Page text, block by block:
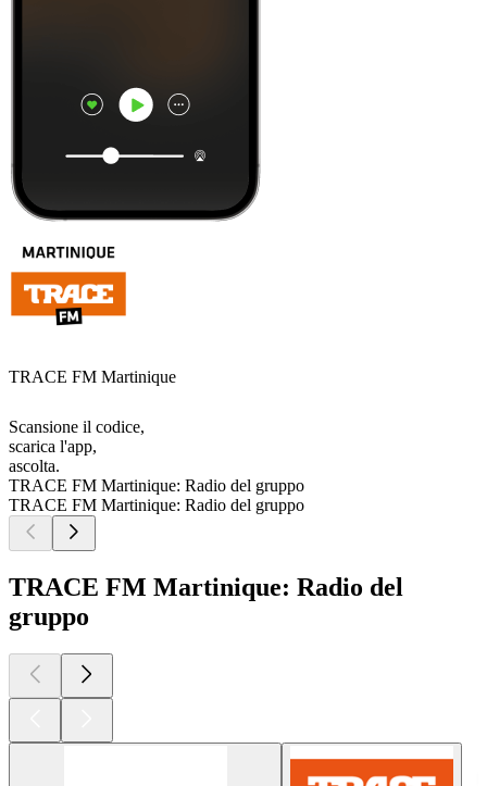
TRACE FM Martinique
Scansione il codice,
scarica l'app,
ascolta.
TRACE FM Martinique: Radio del gruppo
TRACE FM Martinique: Radio del gruppo
TRACE FM Martinique: Radio del
gruppo